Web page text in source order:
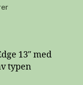
til
Ubuntu
=
13″ med
typen